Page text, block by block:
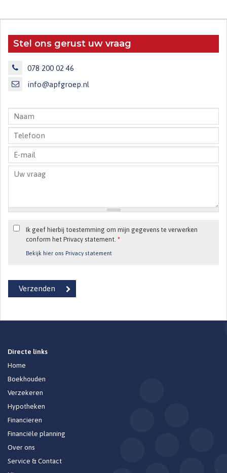
Stel ons gerust uw vraag
078 200 02 46
info@apfgroep.nl
Ik geef hierbij toestemming om mijn gegevens te verwerken
conform het Privacy statement. *
Bekijk hier ons Privacy statement
Directe links
Home
Boekhouden
Verzekeren
Hypotheken
Financieren
Financiële planning
Over ons
Service & Contact